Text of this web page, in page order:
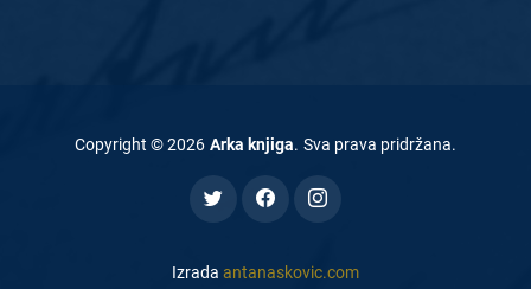
Copyright ©2026 Arka knjiga. Sva prava pridržana.
Izrada antanaskovic.com